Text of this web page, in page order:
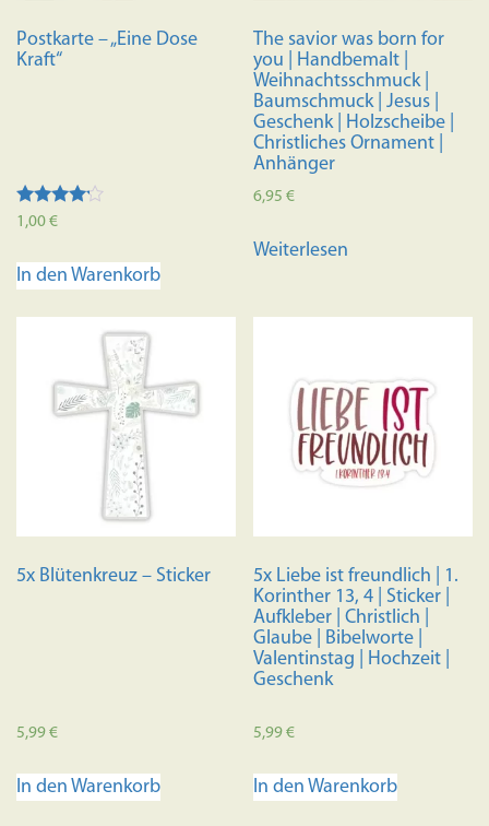
Postkarte – „Eine Dose
Kraft“
Bewertet
von 5
1,00€
In den Warenkorb
The savior was born for
you | Handbemalt |
Weihnachtsschmuck |
Baumschmuck | Jesus |
Geschenk | Holzscheibe |
Christliches Ornament |
Anhänger
6,95€
Weiterlesen
5x Blütenkreuz – Sticker
5,99€
In den Warenkorb
5x Liebe ist freundlich | 1.
Korinther 13, 4 | Sticker |
Aufkleber | Christlich |
Glaube | Bibelworte |
Valentinstag | Hochzeit |
Geschenk
5,99€
In den Warenkorb